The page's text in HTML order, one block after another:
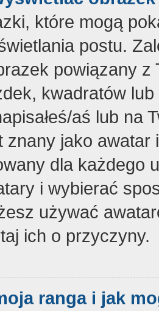
które mogą
postu.
powiązany z
kwadratów
aś lub na
znany jako
dla każdego
i wybierać
używać
ich o przyczyny.
ranga i jak